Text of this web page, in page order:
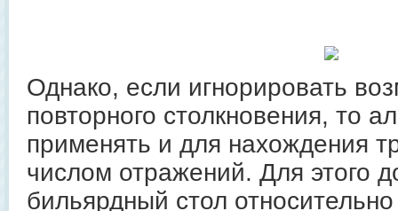
Однако, если игнорировать
повторного столкновения, то
применять и для нахождения
числом отражений. Для этого
бильярдный стол